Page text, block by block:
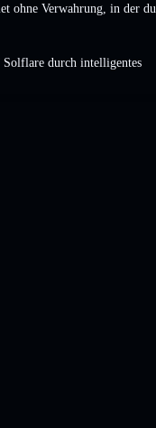
ohne Verwahrung, in der du
durch intelligentes